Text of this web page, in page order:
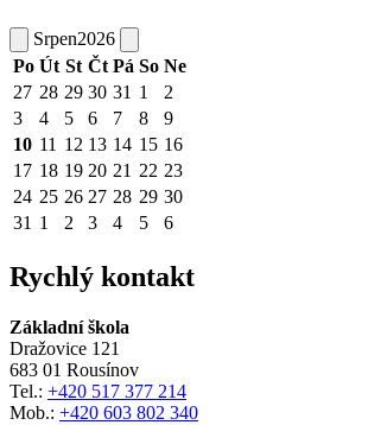
Srpen2026
Po Út St Čt Pá So Ne
27 28 29 30 31 1
2
3
4 5 6 7 8
9
10 11 12 13 14 15 16
17 18 19 20 21 22 23
24 25 26 27 28 29 30
31 1 2 3 4 5 6
Rychlý kontakt
Základní škola
Dražovice 121
683 01 Rousínov
Tel.: +420 517 377 214
Mob.: +420 603 802 340